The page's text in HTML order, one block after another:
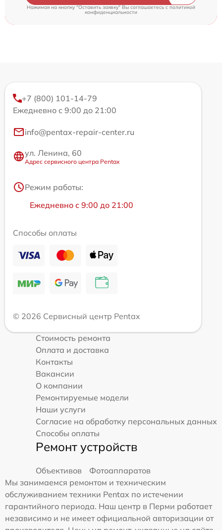
Нажимая на кнопку "Оставить заявку" Вы соглашаетесь cполитикой
конфиденциальности
+7 (800) 101-14-79
Ежедневно с 9:00 до 21:00
info@pentax-repair-center.ru
ул. Ленина, 60
Адрес сервисного центра Pentax
Режим работы:
Ежедневно с 9:00 до 21:00
Способы оплаты
© 2026 Сервисный центр Pentax
Стоимость ремонта
Оплата и доставка
Контакты
Вакансии
О компании
Ремонтируемые модели
Наши услуги
Согласие на обработку персональных данных
Способы оплаты
Ремонт устройств
Объективов
Фотоаппаратов
Мы занимаемся ремонтом и техническим
обслуживанием техники Pentax по истечении
гарантийного периода. Наш центр в Перми работает
независимо и не имеет официальной авторизации от